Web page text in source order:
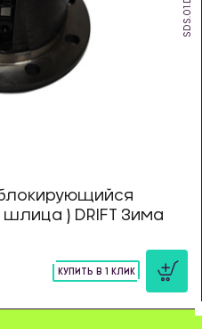
SDS.01.DZ
шлица ) DRIFT Зима
КУПИТЬ В 1 КЛИК